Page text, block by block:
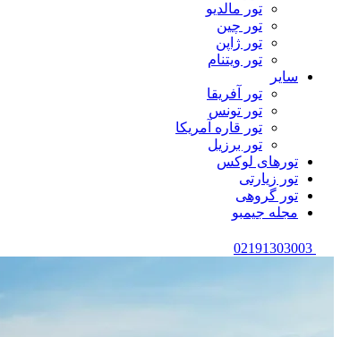
تور مالدیو
تور چین
تور ژاپن
تور ویتنام
سایر
تور آفریقا
تور تونس
تور قاره آمریکا
تور برزیل
تورهای لوکس
تور زیارتی
تور گروهی
مجله جیمبو
02191303003